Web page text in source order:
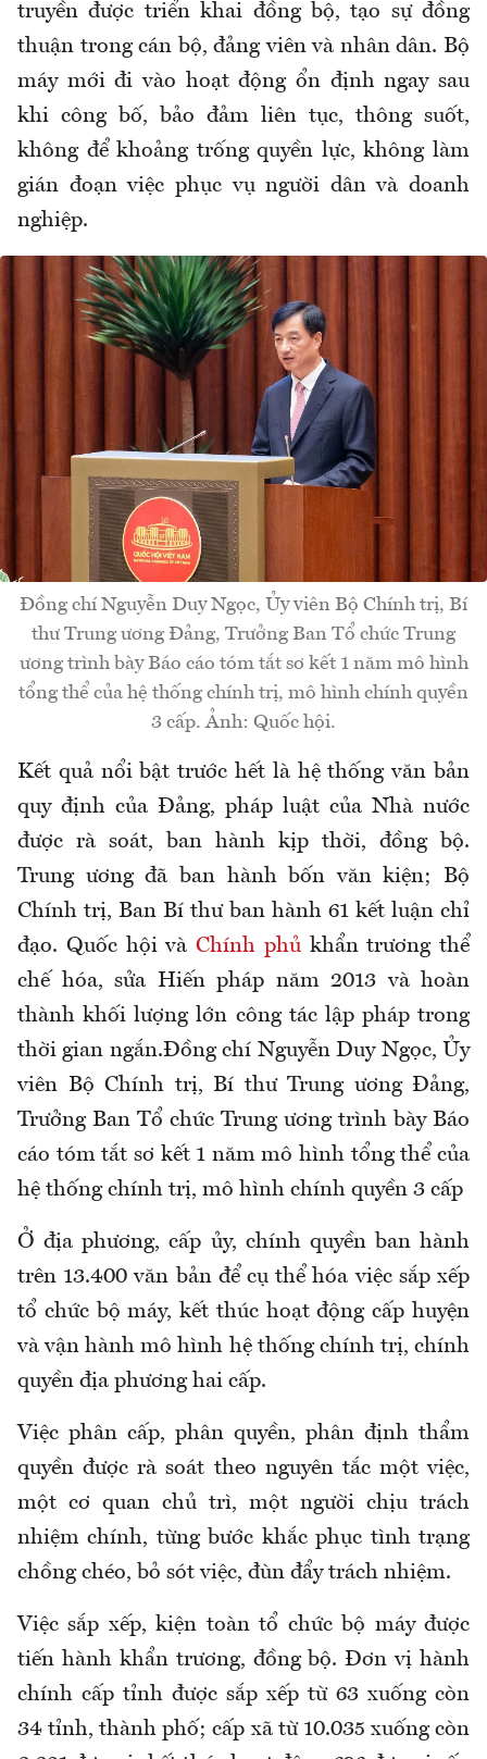
truyền được triển khai đồng bộ, tạo sự đồng
thuận trong cán bộ, đảng viên và nhân dân. Bộ
máy mới đi vào hoạt động ổn định ngay sau
khi công bố, bảo đảm liên tục, thông suốt,
không để khoảng trống quyền lực, không làm
gián đoạn việc phục vụ người dân và doanh
nghiệp.
Đồng chí Nguyễn Duy Ngọc, Ủy viên Bộ Chính trị, Bí
thư Trung ương Đảng, Trưởng Ban Tổ chức Trung
ương trình bày Báo cáo tóm tắt sơ kết 1 năm mô hình
tổng thể của hệ thống chính trị, mô hình chính quyền
3 cấp. Ảnh: Quốc hội.
Kết quả nổi bật trước hết là hệ thống văn bản
quy định của Đảng, pháp luật của Nhà nước
được rà soát, ban hành kịp thời, đồng bộ.
Trung ương đã ban hành bốn văn kiện; Bộ
Chính trị, Ban Bí thư ban hành 61 kết luận chỉ
đạo. Quốc hội và Chính phủkhẩn trương thể
chế hóa, sửa Hiến pháp năm 2013 và hoàn
thành khối lượng lớn công tác lập pháp trong
thời gian ngắn.Đồng chí Nguyễn Duy Ngọc, Ủy
viên Bộ Chính trị, Bí thư Trung ương Đảng,
Trưởng Ban Tổ chức Trung ương trình bày Báo
cáo tóm tắt sơ kết 1 năm mô hình tổng thể của
hệ thống chính trị, mô hình chính quyền 3 cấp
Ở địa phương, cấp ủy, chính quyền ban hành
trên 13.400 văn bản để cụ thể hóa việc sắp xếp
tổ chức bộ máy, kết thúc hoạt động cấp huyện
và vận hành mô hình hệ thống chính trị, chính
quyền địa phương hai cấp.
Việc phân cấp, phân quyền, phân định thẩm
quyền được rà soát theo nguyên tắc một việc,
một cơ quan chủ trì, một người chịu trách
nhiệm chính, từng bước khắc phục tình trạng
chồng chéo, bỏ sót việc, đùn đẩy trách nhiệm.
Việc sắp xếp, kiện toàn tổ chức bộ máy được
tiến hành khẩn trương, đồng bộ. Đơn vị hành
chính cấp tỉnh được sắp xếp từ 63 xuống còn
34 tỉnh, thành phố; cấp xã từ 10.035 xuống còn